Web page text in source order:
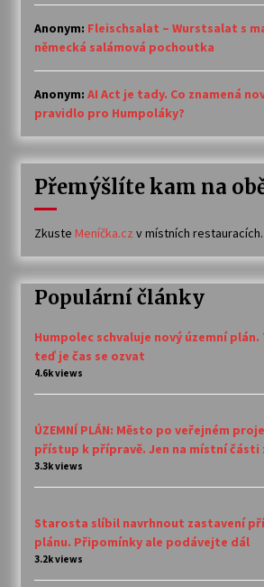
Anonym: Fleischsalat – Wurstsalat s
německá salámová pochoutka
Anonym: AI Act je tady. Co znamená
pravidlo pro Humpoláky?
Přemýšlíte kam na
Zkuste Meníčka.cz v místních restauracích.
Populární články
Humpolec schvaluje nový územní plán.
teď je čas se ozvat
4.6k views
ÚZEMNÍ PLÁN: Město po veřejném
přístup k přípravě. Jen na místní části
3.3k views
Starosta slíbil navrhnout zastavení
plánu. Připomínky ale podávejte dál
3.2k views